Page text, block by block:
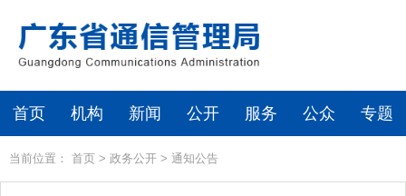
首页 机构 新闻 公开 服务 公众 专题
当前位置： 首页 > 政务公开 > 通知公告